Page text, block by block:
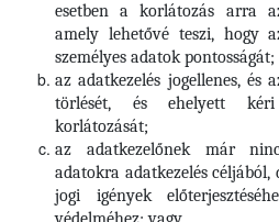
esetben a korlátozás arra
amely lehetővé teszi, hogy
személyes adatok pontosságát;
az adatkezelés jogellenes,
törlését, és ehelyett kéri
korlátozását;
az adatkezelőnek már
adatokra adatkezelés
jogi igények